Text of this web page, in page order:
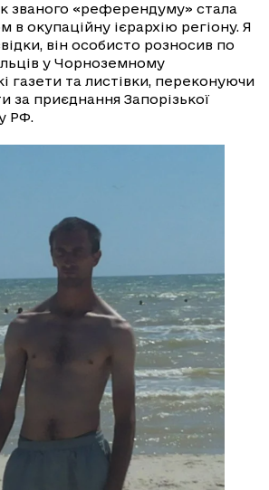
званого «референдуму» стала
в окупаційну ієрархію регіону. Я
він особисто розносив по
у Чорноземному
газети та листівки, переконуючи
за приєднання Запорізької
РФ.